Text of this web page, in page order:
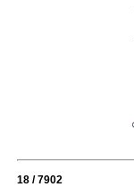
18 / 7902